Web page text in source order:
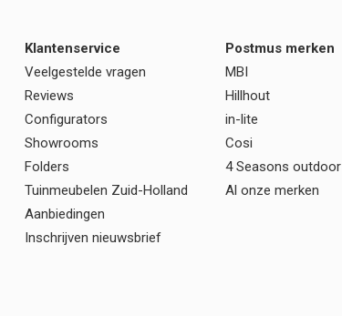
Klantenservice
Veelgestelde vragen
Reviews
Configurators
Showrooms
Folders
Tuinmeubelen Zuid-Holland
Aanbiedingen
Inschrijven nieuwsbrief
Postmus merken
MBI
Hillhout
in-lite
Cosi
4 Seasons outdoor
Al onze merken